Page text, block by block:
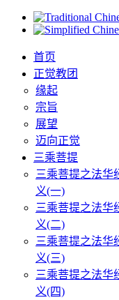
首页
正觉教团
缘起
宗旨
展望
迈向正觉
三乘菩提
三乘菩提之法华
义(一)
三乘菩提之法华
义(二)
三乘菩提之法华
义(三)
三乘菩提之法华
义(四)